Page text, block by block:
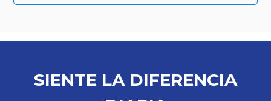
SIENTE LA DIFERENCIA